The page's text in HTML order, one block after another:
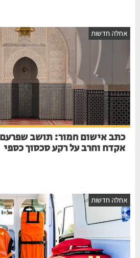
אחלה חדשות
כתב אישום חמור: תושב
אקדח וחרב על רקע סכסוך כספי
אחלה חדשות